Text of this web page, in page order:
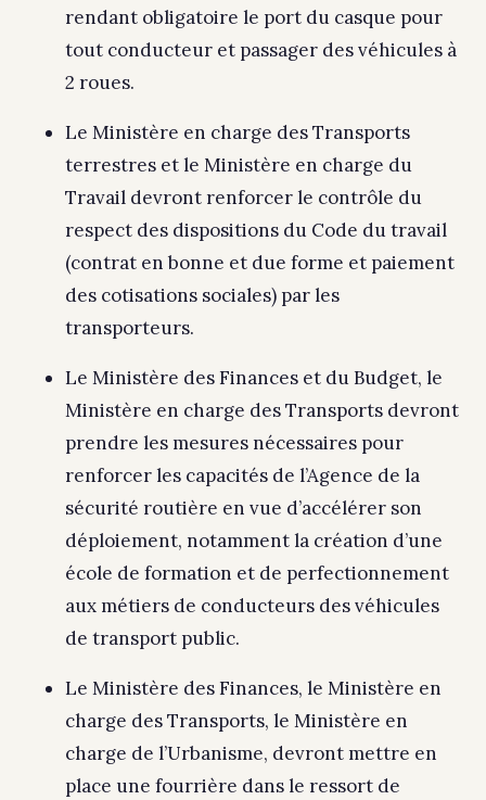
rendant obligatoire le port du casque pour
tout conducteur et passager des véhicules à
2 roues.
Le Ministère en charge des Transports
terrestres et le Ministère en charge du
Travail devront renforcer le contrôle du
respect des dispositions du Code du travail
(contrat en bonne et due forme et paiement
des cotisations sociales) par les
transporteurs.
Le Ministère des Finances et du Budget, le
Ministère en charge des Transports devront
prendre les mesures nécessaires pour
renforcer les capacités de l’Agence de la
sécurité routière en vue d’accélérer son
déploiement, notamment la création d’une
école de formation et de perfectionnement
aux métiers de conducteurs des véhicules
de transport public.
Le Ministère des Finances, le Ministère en
charge des Transports, le Ministère en
charge de l’Urbanisme, devront mettre en
place une fourrière dans le ressort de